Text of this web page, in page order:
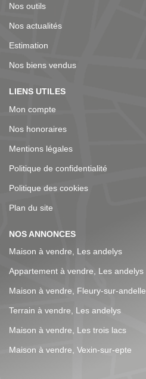
Nos outils
Nos actualités
Estimation
Nos biens vendus
LIENS UTILES
Mon compte
Nos honoraires
Mentions légales
Politique de confidentialité
Politique des cookies
Plan du site
NOS ANNONCES
Maison à vendre, Les andelys
Appartement à vendre, Les andelys
Maison à vendre, Fleury-sur-andelle
Terrain à vendre, Les andelys
Maison à vendre, Les trois lacs
Maison à vendre, Vexin-sur-epte